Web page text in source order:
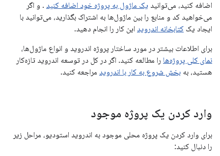
اضافه کنید، می‌توانید یک ماژول به پروژه خود اضافه کنید . و اگر
می‌خواهید کد و منابع را بین ماژول‌ها به اشتراک بگذارید، می‌توانید با
ایجاد یک کتابخانه اندروید این کار را انجام دهید.
برای اطلاعات بیشتر در مورد ساختار پروژه اندروید و انواع ماژول‌ها،
نمای کلی پروژه‌ها را مطالعه کنید. اگر در کل در توسعه اندروید تازه‌کار
هستید، به بخش شروع به کار با اندروید مراجعه کنید.
وارد کردن یک پروژه موجود
برای وارد کردن یک پروژه محلی موجود به اندروید استودیو، مراحل زیر
را دنبال کنید: